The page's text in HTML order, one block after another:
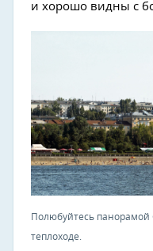
и хорошо видны с
Полюбуйтесь панорамой
теплоходе.